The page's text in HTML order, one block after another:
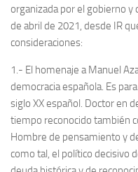
Catálogo Hemeroteca
Publicaciones
Noticias
Tienda
organizada por el gobierno y
de abril de 2021, desde IR
consideraciones:
1.- El homenaje a Manuel
democracia española. Es
siglo XX español. Doctor en
tiempo reconocido también
Hombre de pensamiento y
como tal, el político decisivo